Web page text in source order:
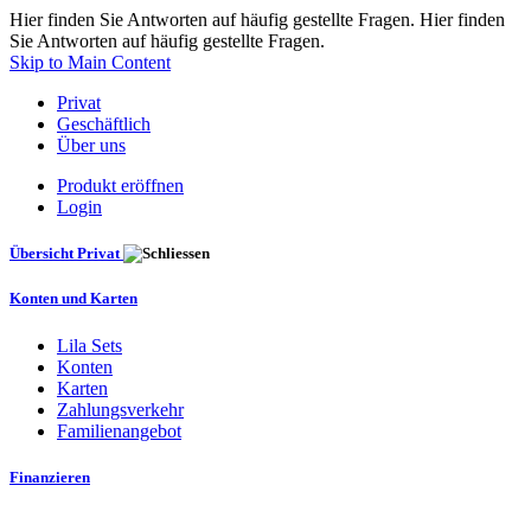
Hier finden Sie Antworten auf häufig gestellte Fragen. Hier finden
Sie Antworten auf häufig gestellte Fragen.
Skip to Main Content
Privat
Geschäftlich
Über uns
Produkt eröffnen
Login
Übersicht Privat
Konten und Karten
Lila Sets
Konten
Karten
Zahlungsverkehr
Familienangebot
Finanzieren